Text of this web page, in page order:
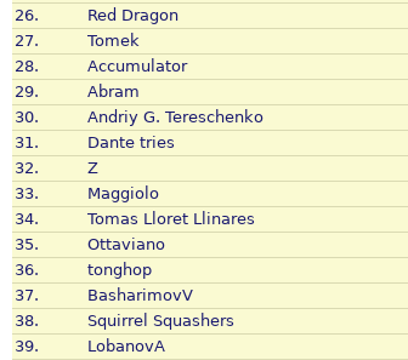
26. Red Dragon
27.
Tomek
28.
Accumulator
29.
Abram
30. Andriy G. Tereschenko
31.
Dante tries
32.
Z
33.
Maggiolo
34. Tomas Lloret Llinares
35.
Ottaviano
36.
tonghop
37. BasharimovV
38.
Squirrel Squashers
39.
LobanovA